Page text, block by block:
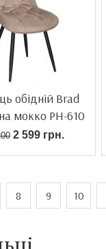
обідній Brad
мокко PH-610
2 599 грн.
8 9 10